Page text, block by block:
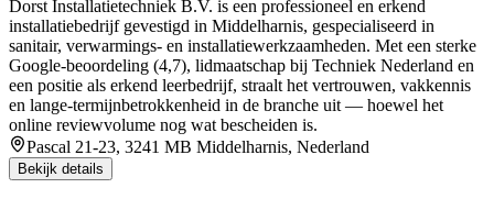
Dorst Installatietechniek B.V. is een professioneel en erkend
installatiebedrijf gevestigd in Middelharnis, gespecialiseerd in
sanitair, verwarmings- en installatie­werkzaamheden. Met een sterke
Google-beoordeling (4,7), lidmaatschap bij Techniek Nederland en
een positie als erkend leerbedrijf, straalt het vertrouwen, vakkennis
en lange-termijnbetrokkenheid in de branche uit — hoewel het
online reviewvolume nog wat bescheiden is.
Pascal 21-23, 3241 MB Middelharnis, Nederland
Bekijk details